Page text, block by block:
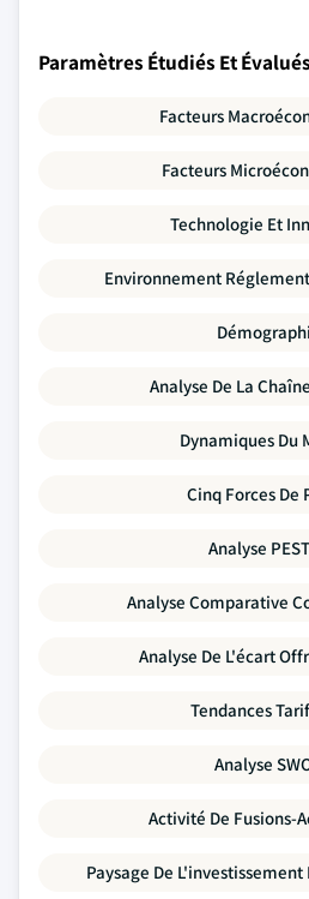
Paramètres Étudiés Et Évalués
Facteurs
Facteurs
Technologie Et
Environnement
Analyse De La
Dynamiques Du
Cinq Forces De
Analyse
Analyse Comparative
Analyse De L'écart
Tendances
Analyse
Activité De Fusions-
Paysage De